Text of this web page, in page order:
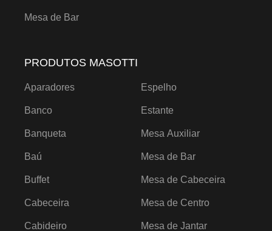
Mesa de Bar
PRODUTOS MASOTTI
Aparadores
Banco
Banqueta
Baú
Buffet
Cabeceira
Cabideiro
Espelho
Estante
Mesa Auxiliar
Mesa de Bar
Mesa de Cabeceira
Mesa de Centro
Mesa de Jantar